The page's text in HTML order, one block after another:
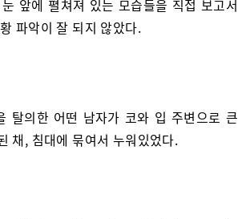
앞에 펼쳐져 있는 모습들을 직접 보고서
파악이 잘 되지 않았다.
탈의한 어떤 남자가 코와 입 주변으로 큰
채, 침대에 묶여서 누워있었다.